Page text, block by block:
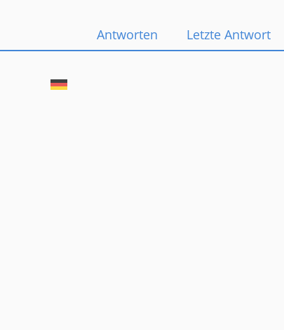
Antworten
Letzte Antwort